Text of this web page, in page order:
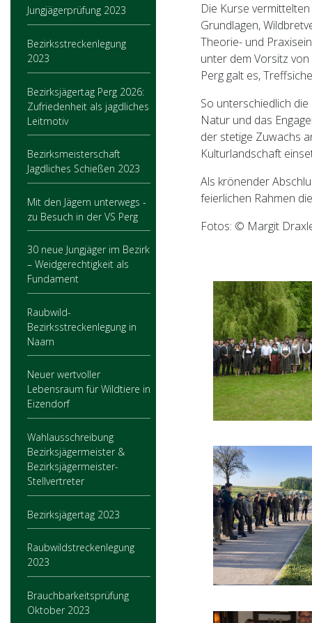
Jungjägerprüfung 2023
Bezirksstreckenlegung
2023
Bezirksjägertag Perg 2026:
Zufriedenheit als jagdliches
Leitmotiv
Bezirksmeisterschaft
Jagdliches Schießen 2023
Mit den Jägern unterwegs -
zu Besuch in der VS Perg
30 neue Jungjäger im Bezirk
– Weidgerechtigkeit als
Fundament
Raubwild-
Bezirksstreckenlegung in
Naarn
Neuer wertvoller
Lebensraum für Wildtiere in
Eizendorf
Wahlausschreibung
Bezirksjägermeister &
Bezirksjägermeister-
Stellvertreter
Bezirksjägertag 2023
Raubwildstreckenlegung
2023
Brauchbarkeitsprüfung
Oktober 2023
Die Kurse
Grundlagen,
Theorie- und
unter dem Vorsitz
Perg galt es,
So unterschiedlich
Natur und das
der stetige Zuwachs
Kulturlandschaft
Als krönender
feierlichen Rahmen
Fotos: © Margit